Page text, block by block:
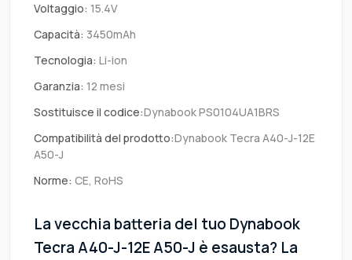
Voltaggio: 15.4V
Capacità: 3450mAh
Tecnologia: Li-ion
Garanzia: 12 mesi
Sostituisce il codice:Dynabook PS0104UA1BRS
Compatibilità del prodotto:Dynabook Tecra A40-J-12E
A50-J
Norme: CE, RoHS
La vecchia batteria del tuo Dynabook
Tecra A40-J-12E A50-J è esausta? La